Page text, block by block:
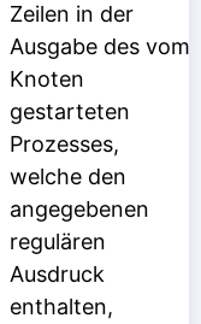
Zeilen in der
Ausgabe des vom
Knoten
gestarteten
Prozesses,
welche den
angegebenen
regulären
Ausdruck
enthalten,